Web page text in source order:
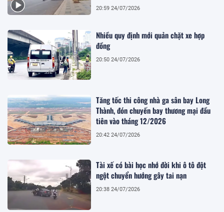
20:59 24/07/2026
Nhiều quy định mới quản chặt xe hợp
đồng
20:50 24/07/2026
Tăng tốc thi công nhà ga sân bay Long
Thành, đón chuyến bay thương mại đầu
tiên vào tháng 12/2026
20:42 24/07/2026
Tài xế có bài học nhớ đời khi ô tô đột
ngột chuyển hướng gây tai nạn
20:38 24/07/2026